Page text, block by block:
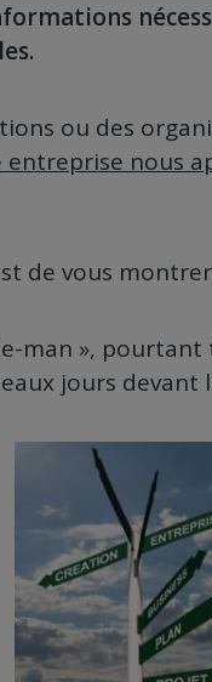
ou des
entreprise nous
de vous
man »,
jours devant